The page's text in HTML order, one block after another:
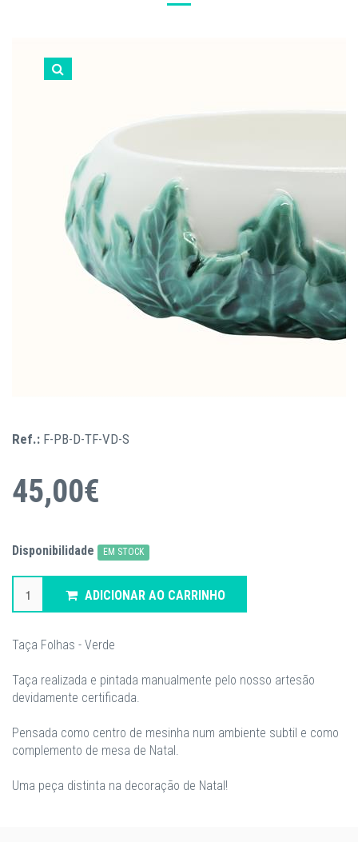
Ref.: F-PB-D-TF-VD-S
45,00€
Disponibilidade EM STOCK
ADICIONAR AO CARRINHO
Taça Folhas - Verde
Taça realizada e pintada manualmente pelo nosso artesão
devidamente certificada.
Pensada como centro de mesinha num ambiente subtil e como
complemento de mesa de Natal.
Uma peça distinta na decoração de Natal!